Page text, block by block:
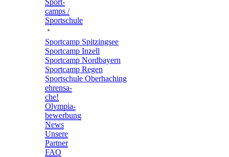
Sport­
camps /
Sportschule
Sport­camp Spitzingsee
Sport­camp Inzell
Sport­camp Nordbayern
Sport­camp Regen
Sport­schule Oberhaching
ehren­sa­
che!
Olym­pia­
be­wer­bung
News
Unsere
Part­ner
FAQ